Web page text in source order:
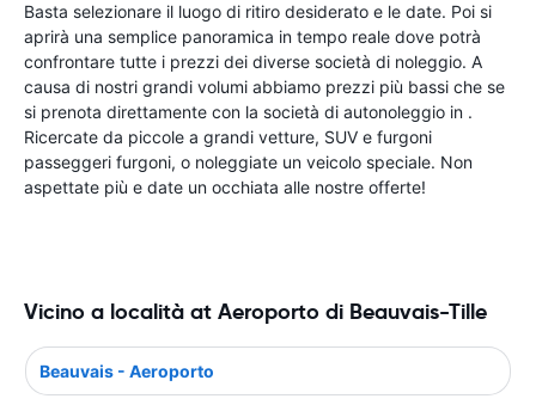
Basta selezionare il luogo di ritiro desiderato e le date. Poi si
aprirà una semplice panoramica in tempo reale dove potrà
confrontare tutte i prezzi dei diverse società di noleggio. A
causa di nostri grandi volumi abbiamo prezzi più bassi che se
si prenota direttamente con la società di autonoleggio in .
Ricercate da piccole a grandi vetture, SUV e furgoni
passeggeri furgoni, o noleggiate un veicolo speciale. Non
aspettate più e date un occhiata alle nostre offerte!
Vicino a località at Aeroporto di Beauvais-Tille
Beauvais - Aeroporto